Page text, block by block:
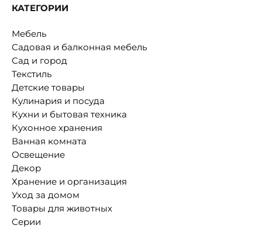
КАТЕГОРИИ
Мебель
Садовая и балконная мебель
Сад и город
Текстиль
Детские товары
Кулинария и посуда
Кухни и бытовая техника
Кухонное хранения
Ванная комната
Освещение
Декор
Хранение и организация
Уход за домом
Товары для животных
Серии